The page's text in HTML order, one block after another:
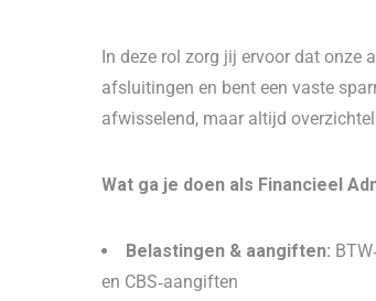
In deze rol zorg jij ervoor dat
afsluitingen en bent een vaste
afwisselend, maar altijd
Wat ga je doen als Financieel
Belastingen & aangiften:
en CBS‑aangiften